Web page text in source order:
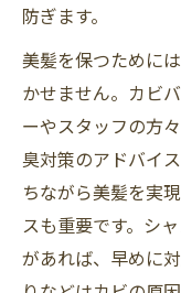
防ぎます。
美髪を保つために
かせません。カビ
ーやスタッフの方
臭対策のアドバイ
ちながら美髪を実
スも重要です。シ
があれば、早めに